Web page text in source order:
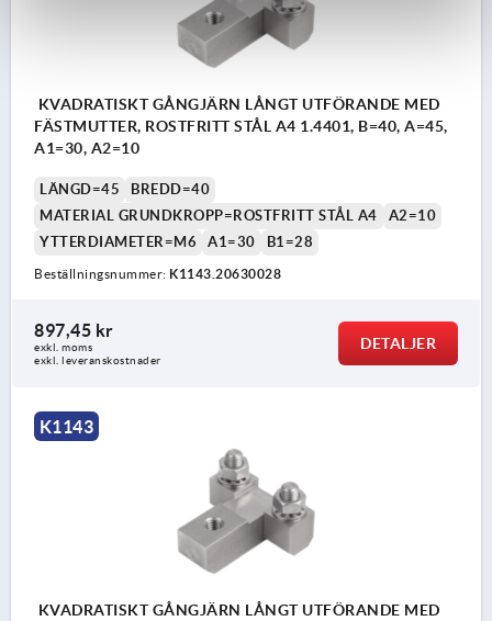
KVADRATISKT GÅNGJÄRN LÅNGT UTFÖRANDE MED
FÄSTMUTTER, ROSTFRITT STÅL A4 1.4401, B=40, A=45,
A1=30, A2=10
LÄNGD=45
BREDD=40
MATERIAL GRUNDKROPP=ROSTFRITT STÅL A4
A2=10
YTTERDIAMETER=M6
A1=30 B1=28
Beställningsnummer: K1143.20630028
897,45 kr
exkl. moms
exkl. leveranskostnader
DETALJER
K1143
KVADRATISKT GÅNGJÄRN LÅNGT UTFÖRANDE MED